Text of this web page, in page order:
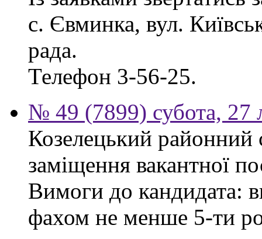
с. Євминка, вул.
рада.
Телефон 3-56-25.
№ 49 (7899) субота, 27
Козелецький районний
заміщення вакантної
Вимоги до кандидата:
фахом не менше 5-ти